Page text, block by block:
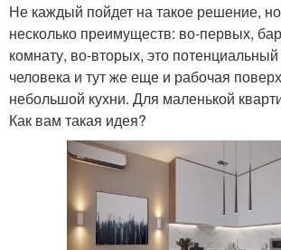
Не каждый пойдет на такое решение,
несколько преимуществ: во-первых,
комнату, во-вторых, это
человека и тут же еще и рабочая
небольшой кухни. Для маленькой
Как вам такая идея?